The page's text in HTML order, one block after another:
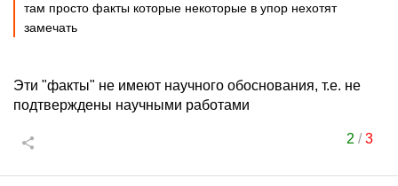
там просто факты которые некоторые в упор нехотят
замечать
Эти "факты" не имеют научного обоснования, т.е. не
подтверждены научными работами
2 /3